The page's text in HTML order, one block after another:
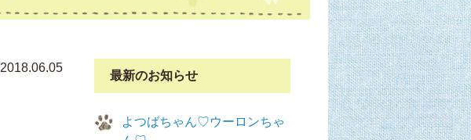
2018.06.05
最新のお知らせ
よつばちゃん♡ウーロンちゃ